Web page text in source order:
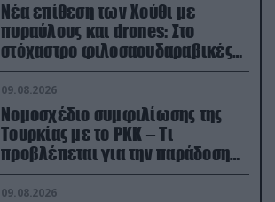
Νέα επίθεση των Χούθι με
πυραύλους και drones: Στο
στόχαστρο φιλοσαουδαραβικές
δυνάμεις και εγκαταστάσεις
09.08.2026
Νομοσχέδιο συμφιλίωσης της
Τουρκίας με το ΡΚΚ – Τι
προβλέπεται για την παράδοση
των όπλων
09.08.2026